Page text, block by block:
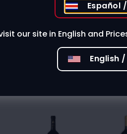
Español
our site in English and
English